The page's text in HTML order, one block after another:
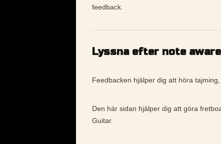
feedback.
Lyssna efter note
Feedbacken hjälper dig att höra
Den här sidan hjälper dig att göra
Guitar.